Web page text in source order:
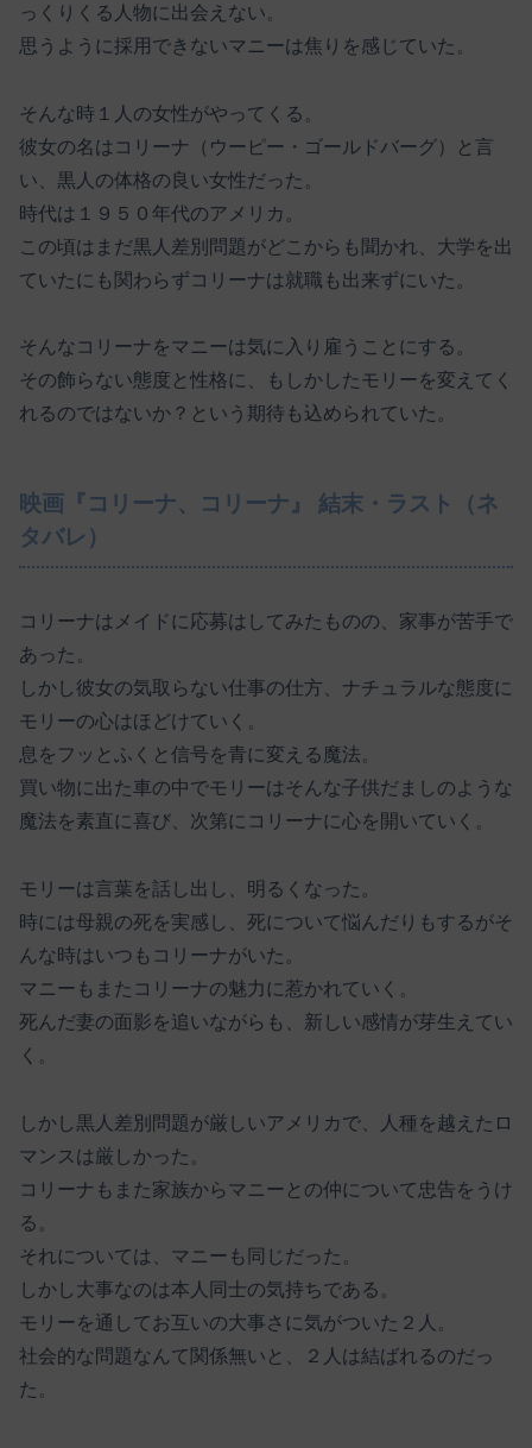
っくりくる人物に出会えない。
思うように採用できないマニーは焦りを感じていた。
そんな時１人の女性がやってくる。
彼女の名はコリーナ（ウーピー・ゴールドバーグ）と言
い、黒人の体格の良い女性だった。
時代は１９５０年代のアメリカ。
この頃はまだ黒人差別問題がどこからも聞かれ、大学を出
ていたにも関わらずコリーナは就職も出来ずにいた。
そんなコリーナをマニーは気に入り雇うことにする。
その飾らない態度と性格に、もしかしたモリーを変えてく
れるのではないか？という期待も込められていた。
映画『コリーナ、コリーナ』 結末・ラスト（ネ
タバレ）
コリーナはメイドに応募はしてみたものの、家事が苦手で
あった。
しかし彼女の気取らない仕事の仕方、ナチュラルな態度に
モリーの心はほどけていく。
息をフッとふくと信号を青に変える魔法。
買い物に出た車の中でモリーはそんな子供だましのような
魔法を素直に喜び、次第にコリーナに心を開いていく。
モリーは言葉を話し出し、明るくなった。
時には母親の死を実感し、死について悩んだりもするがそ
んな時はいつもコリーナがいた。
マニーもまたコリーナの魅力に惹かれていく。
死んだ妻の面影を追いながらも、新しい感情が芽生えてい
く。
しかし黒人差別問題が厳しいアメリカで、人種を越えたロ
マンスは厳しかった。
コリーナもまた家族からマニーとの仲について忠告をうけ
る。
それについては、マニーも同じだった。
しかし大事なのは本人同士の気持ちである。
モリーを通してお互いの大事さに気がついた２人。
社会的な問題なんて関係無いと、２人は結ばれるのだっ
た。